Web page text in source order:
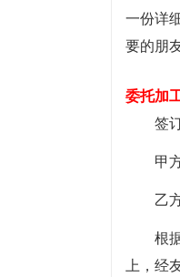
一份详
要的朋友
委托加
签
甲
乙
根
上，经